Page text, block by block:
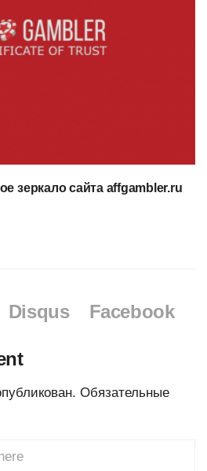
зеркало сайта affgambler.ru
Disqus Facebook
Обязательные